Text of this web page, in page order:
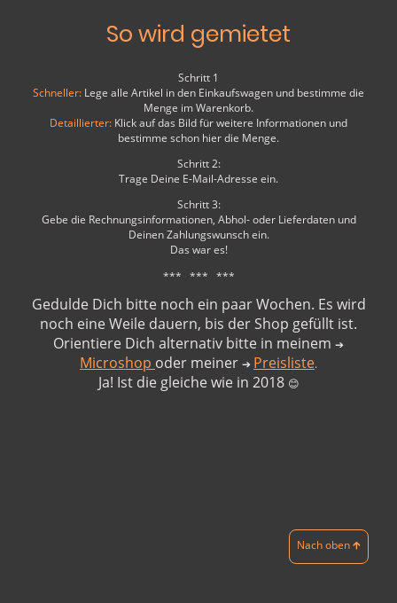
So wird gemietet
Schritt 1
Schneller: Lege alle Artikel in den Einkaufswagen und bestimme die
Menge im Warenkorb.
Detaillierter: Klick auf das Bild für weitere Informationen und
bestimme schon hier die Menge.
Schritt 2:
Trage Deine E-Mail-Adresse ein.
Schritt 3:
Gebe die Rechnungsinformationen, Abhol- oder Lieferdaten und
Deinen Zahlungswunsch ein.
Das war es!
*** *** ***
Gedulde Dich bitte noch ein paar Wochen. Es wird
noch eine Weile dauern, bis der Shop gefüllt ist.
Orientiere Dich alternativ bitte in meinem ➔
Microshop oder meiner ➔ Preisliste.
Ja! Ist die gleiche wie in 2018 😊
Nach oben 🡱